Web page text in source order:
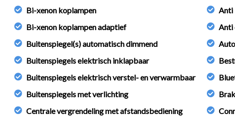
in deze advertentie correct weer te geven. Er kunnen echter geen
informatie maar controleer altijd zelf de zaken welke voor jou
vragen.
specialiseert in de in- en verkoop van betrouwbare occasions
Bi-xenon koplampen
Bi-xenon koplampen adaptief
Buitenspiegel(s) automatisch dimmend
Buitenspiegels elektrisch inklapbaar
Buitenspiegels elektrisch verstel- en verwarmbaar
Buitenspiegels met verlichting
Centrale vergrendeling met afstandsbediening
Anti
Anti